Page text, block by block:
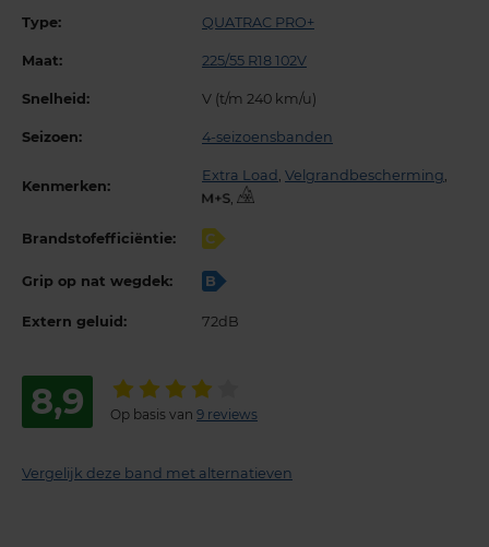
Type: QUATRAC PRO+
Maat: 225/55 R18 102V
Snelheid: V (t/m 240 km/u)
Seizoen: 4-seizoensbanden
Kenmerken:
Extra Load , Velgrandbescherming,
,
Brandstofefficiëntie: C
Grip op nat wegdek: B
Extern geluid: 72dB
8,9 Op basis van 9 reviews
Vergelijk deze band met alternatieven